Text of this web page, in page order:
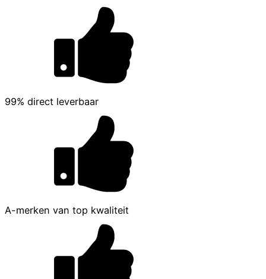
99% direct leverbaar
A-merken van top kwaliteit